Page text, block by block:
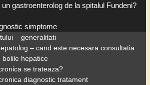
gastroenterolog de la spitalul Fundeni?
simptome
– generalitati
– cand este necesara consultatia
bolile hepatice
se trateaza?
diagnostic tratament